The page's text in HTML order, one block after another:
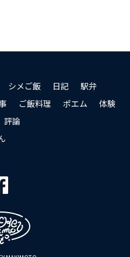
シメご飯 日記
駅弁
ご飯料理 ポエム
体験
評論